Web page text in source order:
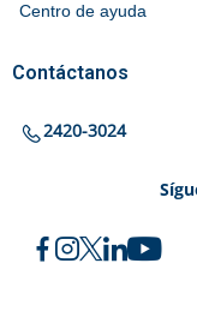
Centro de ayuda
Contáctanos
2420-3024